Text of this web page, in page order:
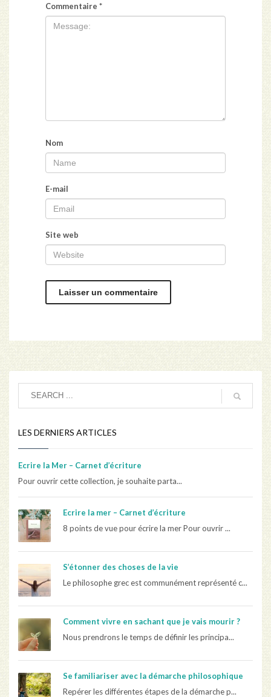
Commentaire *
Nom
E-mail
Site web
LES DERNIERS ARTICLES
Ecrire la Mer – Carnet d’écriture
Pour ouvrir cette collection, je souhaite parta...
Ecrire la mer – Carnet d’écriture
8 points de vue pour écrire la mer Pour ouvrir ...
S’étonner des choses de la vie
Le philosophe grec est communément représenté c...
Comment vivre en sachant que je vais mourir ?
Nous prendrons le temps de définir les principa...
Se familiariser avec la démarche philosophique
Repérer les différentes étapes de la démarche p...